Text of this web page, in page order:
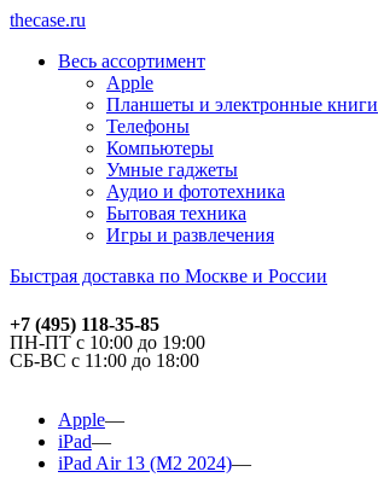
thecase.ru
Весь ассортимент
Apple
Планшеты и электронные книги
Телефоны
Компьютеры
Умные гаджеты
Аудио и фототехника
Бытовая техника
Игры и развлечения
Быстрая доставка по Москве и России
+7 (495) 118-35-85
ПН-ПТ с 10:00 до 19:00
СБ-ВС с 11:00 до 18:00
Apple
iPad
iPad Air 13 (M2 2024)